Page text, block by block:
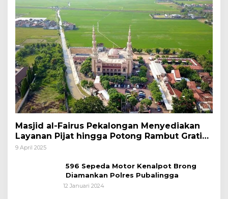
Masjid al-Fairus Pekalongan Menyediakan
Layanan Pijat hingga Potong Rambut Gratis
bagi Pemudik Lebaran 2025
9 April 2025
596 Sepeda Motor Kenalpot Brong
Diamankan Polres Pubalingga
12 Januari 2024